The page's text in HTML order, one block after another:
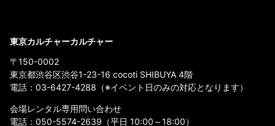
東京カルチャーカルチャー
〒150-0002
東京都渋谷区渋谷1-23-16 cocoti SHIBUYA 4階
電話： 03-6427-4288 （※イベント日のみの対応となります）
会場レンタル専用問い合わせ
電話： 050-5574-2639 （平日 10:00～18:00）